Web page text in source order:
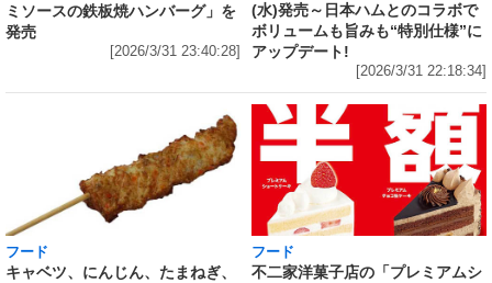
ミソースの鉄板焼ハンバーグ」を
発売
[2026/3/31 23:40:28]
(水)発売～日本ハムとのコラボで
ボリュームも旨みも“特別仕様”に
アップデート!
[2026/3/31 22:18:34]
フード
キャベツ、にんじん、たまねぎ、
フード
不二家洋菓子店の「プレミアムシ